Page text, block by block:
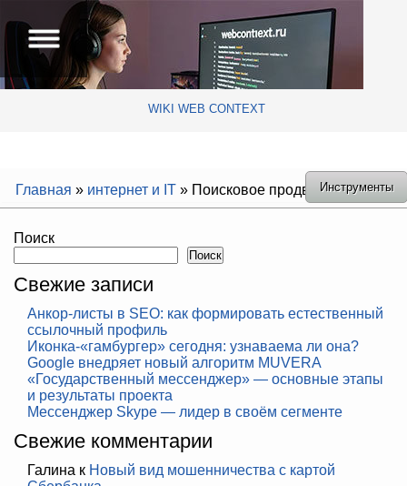
WIKI WEB CONTEXT
Главная » интернет и IT » Поисковое продвижение сайта
Инструменты
Поиск
Поиск
Свежие записи
Анкор-листы в SEO: как формировать естественный
ссылочный профиль
Иконка-«гамбургер» сегодня: узнаваема ли она?
Google внедряет новый алгоритм MUVERA
«Государственный мессенджер» — основные этапы
и результаты проекта
Мессенджер Skype — лидер в своём сегменте
Свежие комментарии
Галина к Новый вид мошенничества с картой